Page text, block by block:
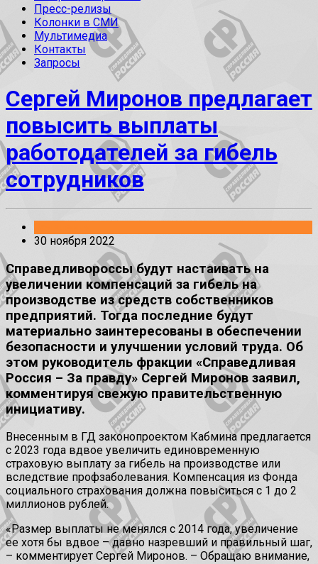
Пресс-релизы
Колонки в СМИ
Мультимедиа
Контакты
Запросы
Сергей Миронов предлагает
повысить выплаты
работодателей за гибель
сотрудников
30 ноября 2022
Справедливороссы будут настаивать на
увеличении компенсаций за гибель на
производстве из средств собственников
предприятий. Тогда последние будут
материально заинтересованы в обеспечении
безопасности и улучшении условий труда. Об
этом руководитель фракции «Справедливая
Россия – За правду» Сергей Миронов заявил,
комментируя свежую правительственную
инициативу.
Внесенным в ГД законопроектом Кабмина предлагается
с 2023 года вдвое увеличить единовременную
страховую выплату за гибель на производстве или
вследствие профзаболевания. Компенсация из Фонда
социального страхования должна повыситься с 1 до 2
миллионов рублей.
«Размер выплаты не менялся с 2014 года, увеличение
ее хотя бы вдвое – давно назревший и правильный шаг,
– комментирует Сергей Миронов. – Обращаю внимание,